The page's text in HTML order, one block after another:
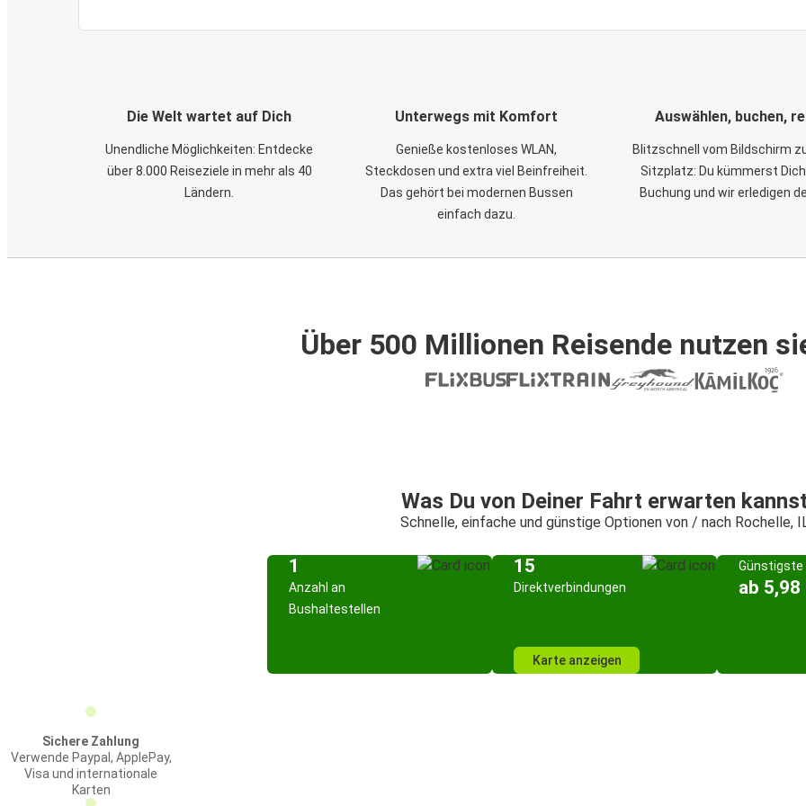
Die Welt wartet auf Dich
Unendliche Möglichkeiten: Entdecke
über 8.000 Reiseziele in mehr als 40
Ländern.
Unterwegs mit Komfort
Genieße kostenloses WLAN,
Steckdosen und extra viel Beinfreiheit.
Das gehört bei modernen Bussen
einfach dazu.
Auswählen, buchen,
Blitzschnell vom Bildschirm
Sitzplatz: Du kümmerst
Buchung und wir erledigen
Über 500 Millionen Reisende nutzen
Was Du von Deiner Fahrt erwarten kannst
Schnelle, einfache und günstige Optionen von / nach Rochelle,
1
Anzahl an
Bushaltestellen
15
Direktverbindungen
Karte anzeigen
Günstigste
ab 5,98
Sichere Zahlung
Verwende Paypal, ApplePay,
Visa und internationale
Karten